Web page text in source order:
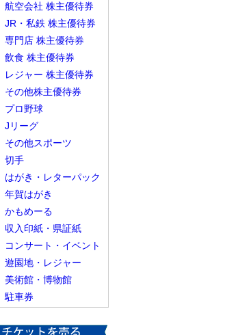
航空会社 株主優待券
JR・私鉄 株主優待券
専門店 株主優待券
飲食 株主優待券
レジャー 株主優待券
その他株主優待券
プロ野球
Jリーグ
その他スポーツ
切手
はがき・レターパック
年賀はがき
かもめーる
収入印紙・県証紙
コンサート・イベント
遊園地・レジャー
美術館・博物館
駐車券